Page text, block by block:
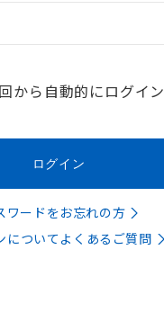
から自動的にログイン
ワードをお忘れの方
についてよくあるご質問